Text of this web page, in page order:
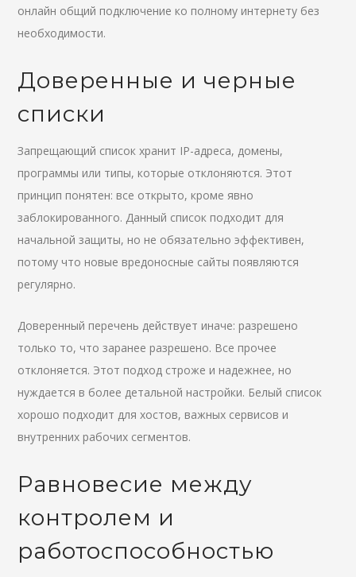
онлайн общий подключение ко полному интернету без
необходимости.
Доверенные и черные
списки
Запрещающий список хранит IP-адреса, домены,
программы или типы, которые отклоняются. Этот
принцип понятен: все открыто, кроме явно
заблокированного. Данный список подходит для
начальной защиты, но не обязательно эффективен,
потому что новые вредоносные сайты появляются
регулярно.
Доверенный перечень действует иначе: разрешено
только то, что заранее разрешено. Все прочее
отклоняется. Этот подход строже и надежнее, но
нуждается в более детальной настройки. Белый список
хорошо подходит для хостов, важных сервисов и
внутренних рабочих сегментов.
Равновесие между
контролем и
работоспособностью